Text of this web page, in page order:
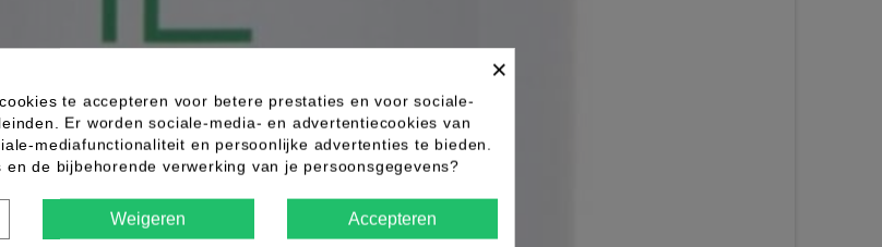
×
te accepteren voor betere prestaties en voor sociale-
Er worden sociale-media- en advertentiecookies van
mediafunctionaliteit en persoonlijke advertenties te bieden.
de bijbehorende verwerking van je persoonsgegevens?
Weigeren Accepteren